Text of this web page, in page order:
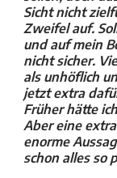
Sicht nicht
Zweifel auf.
und auf mein
nicht sicher.
als unhöflich
jetzt extra
Früher hätte
Aber eine
enorme
schon alles so